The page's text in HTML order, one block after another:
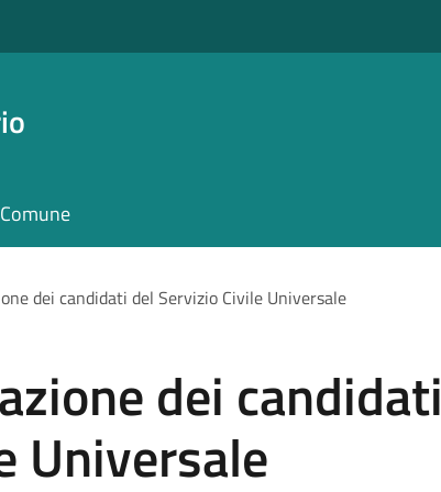
dei candidati del Servizio Civile Universale
dei candidati
Universale